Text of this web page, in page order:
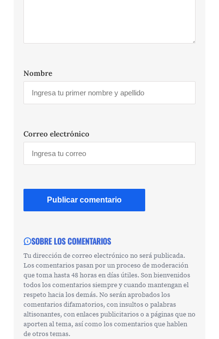
Nombre
Correo electrónico
SOBRE LOS COMENTARIOS
Tu dirección de correo electrónico no será publicada.
Los comentarios pasan por un proceso de moderación
que toma hasta 48 horas en días útiles. Son bienvenidos
todos los comentarios siempre y cuando mantengan el
respeto hacia los demás. No serán aprobados los
comentarios difamatorios, con insultos o palabras
altisonantes, con enlaces publicitarios o a páginas que no
aporten al tema, así como los comentarios que hablen
de otros temas.